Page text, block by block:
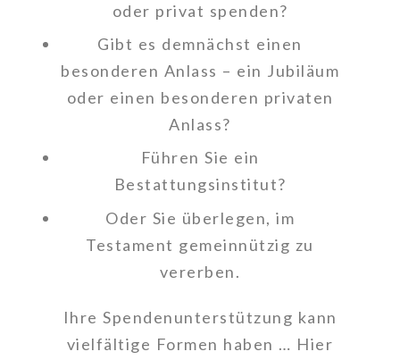
oder privat spenden?
Gibt es demnächst einen
besonderen Anlass – ein Jubiläum
oder einen besonderen privaten
Anlass?
Führen Sie ein
Bestattungsinstitut?
Oder Sie überlegen, im
Testament gemeinnützig zu
vererben.
Ihre Spendenunterstützung kann
vielfältige Formen haben … Hier